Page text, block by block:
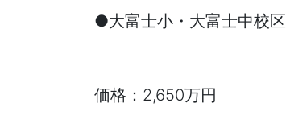
●大富士小・大富士中校区
価格：2,650万円